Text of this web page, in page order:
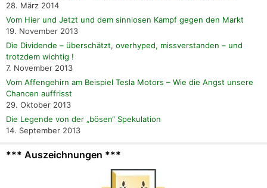
28. März 2014
Vom Hier und Jetzt und dem sinnlosen Kampf gegen den Markt
19. November 2013
Die Dividende – überschätzt, overhyped, missverstanden – und
trotzdem wichtig !
7. November 2013
Vom Affengehirn am Beispiel Tesla Motors – Wie die Angst unsere
Chancen auffrisst
29. Oktober 2013
Die Legende von der „bösen“ Spekulation
14. September 2013
*** Auszeichnungen ***